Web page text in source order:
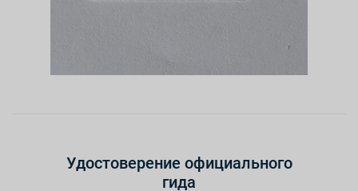
Удостоверение официального
гида